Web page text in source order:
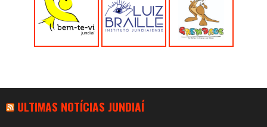
ULTIMAS NOTÍCIAS JUNDIAÍ